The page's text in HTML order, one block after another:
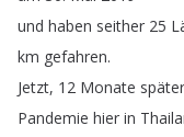
und haben seither 25
km gefahren.
Jetzt, 12 Monate später
Pandemie hier in